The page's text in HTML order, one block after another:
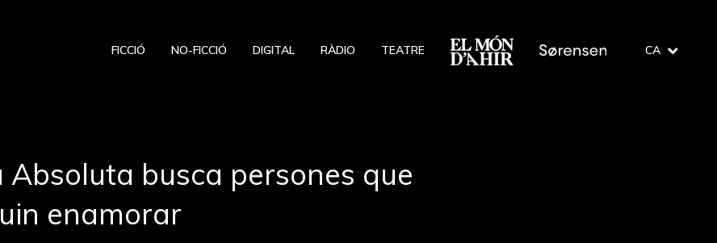
FICCIÓ NO-FICCIÓ DIGITAL RÀDIO TEATRE CA
Absoluta busca persones que
enamorar